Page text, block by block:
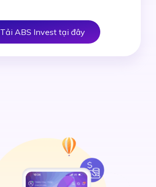
Tải ABS Invest tại đây